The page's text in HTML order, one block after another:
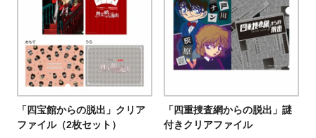
「四宝館からの脱出」クリア
ファイル（2枚セット）
「四重捜査網からの脱出」謎
付きクリアファイル